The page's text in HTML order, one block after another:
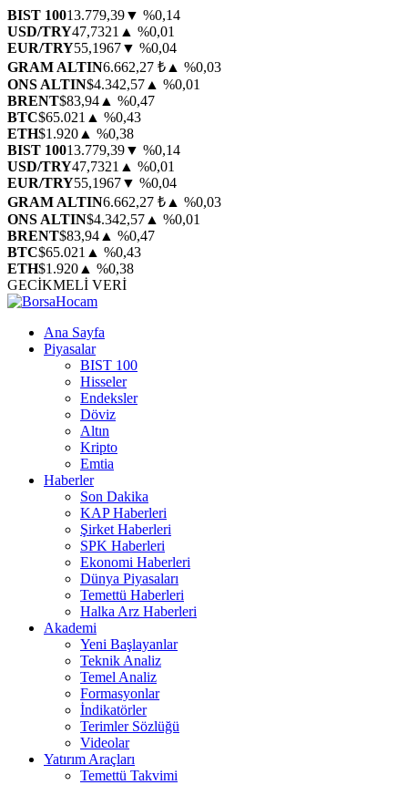
BIST 10013.779,39▼ %0,14
USD/TRY47,7321 ▲ %0,01
EUR/TRY55,1967▼ %0,04
GRAM ALTIN6.662,27 ₺ ▲ %0,03
ONS ALTIN$4.342,57 ▲ %0,01
BRENT$83,94 ▲ %0,47
BTC$65.021 ▲ %0,43
ETH$1.920 ▲ %0,38
BIST 10013.779,39▼ %0,14
USD/TRY47,7321 ▲ %0,01
EUR/TRY55,1967▼ %0,04
GRAM ALTIN6.662,27 ₺ ▲ %0,03
ONS ALTIN$4.342,57 ▲ %0,01
BRENT$83,94 ▲ %0,47
BTC$65.021 ▲ %0,43
ETH$1.920 ▲ %0,38
GECİKMELİ VERİ
Ana Sayfa
Piyasalar
BIST 100
Hisseler
Endeksler
Döviz
Altın
Kripto
Emtia
Haberler
Son Dakika
KAP Haberleri
Şirket Haberleri
SPK Haberleri
Ekonomi Haberleri
Dünya Piyasaları
Temettü Haberleri
Halka Arz Haberleri
Akademi
Yeni Başlayanlar
Teknik Analiz
Temel Analiz
Formasyonlar
İndikatörler
Terimler Sözlüğü
Videolar
Yatırım Araçları
Temettü Takvimi